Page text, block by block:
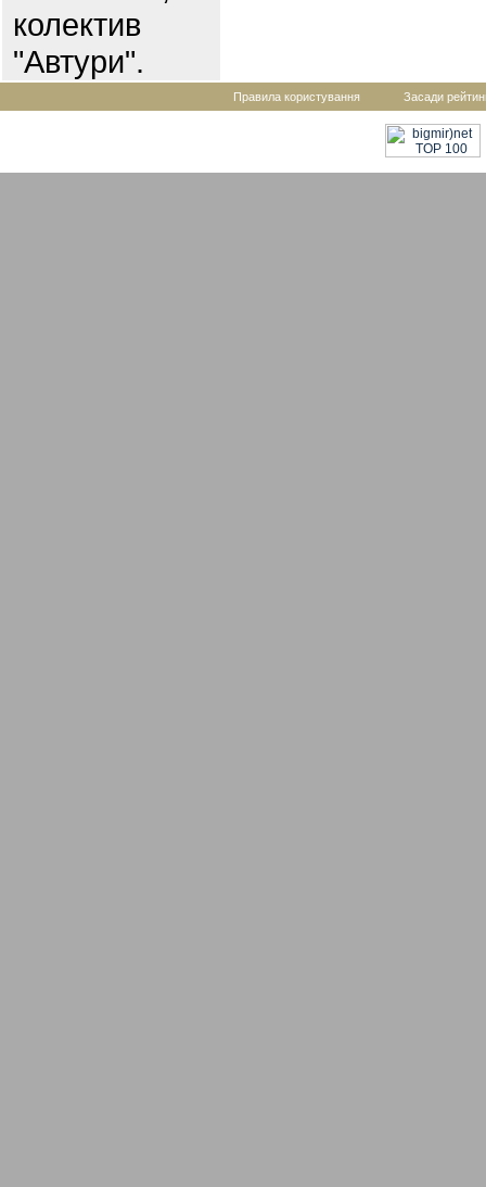
колектив
"Автури".
Правила користування Засади